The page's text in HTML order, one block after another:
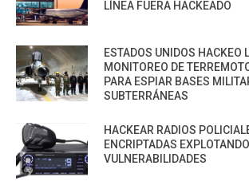
LÍNEA FUERA HACKEADO
ESTADOS UNIDOS HACKEO
MONITOREO DE
PARA ESPIAR BASES
SUBTERRÁNEAS
HACKEAR RADIOS
ENCRIPTADAS
VULNERABILIDADES